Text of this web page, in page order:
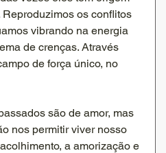
os conflitos
vibrando na energia
de crenças. Através
de força único, no
são de amor, mas
nos permitir viver nosso
a amorização e